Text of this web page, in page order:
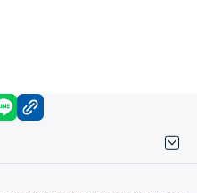
facebook